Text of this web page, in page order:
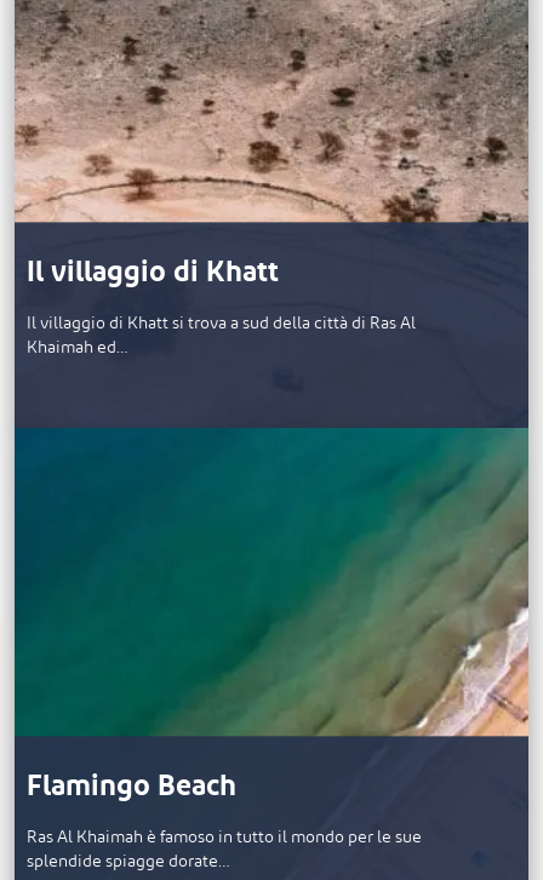
Il villaggio di Khatt
Il villaggio di Khatt si trova a sud della città di Ras Al
Khaimah ed…
Flamingo Beach
Ras Al Khaimah è famoso in tutto il mondo per le sue
splendide spiagge dorate…